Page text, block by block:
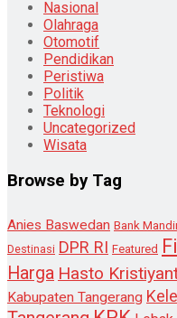
Nasional
Olahraga
Otomotif
Pendidikan
Peristiwa
Politik
Teknologi
Uncategorized
Wisata
Browse by Tag
Anies Baswedan Bank
Destinasi DPR RI Featured
Harga Hasto
Kabupaten Tangerang